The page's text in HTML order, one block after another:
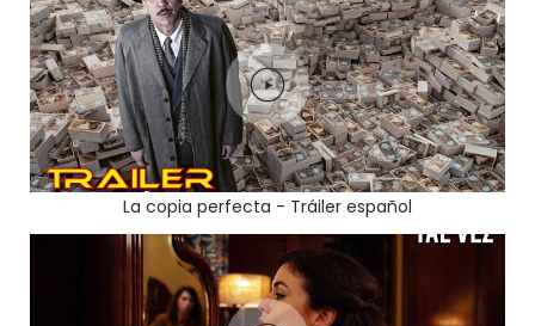
La copia perfecta - Tráiler español